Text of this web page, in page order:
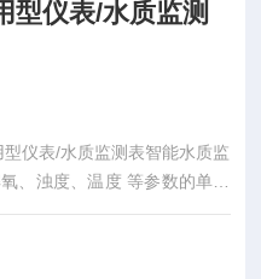
型仪表/水质监测
仪表/水质监测表智能水质监
、浊度、温度 等参数的单项
色触摸屏，操作简便，支持
，溶解氧误差±0.3 mg/L，